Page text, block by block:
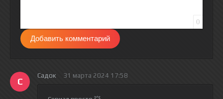
0
Добавить комментарий
С
Садок 31 марта 2024 17:58